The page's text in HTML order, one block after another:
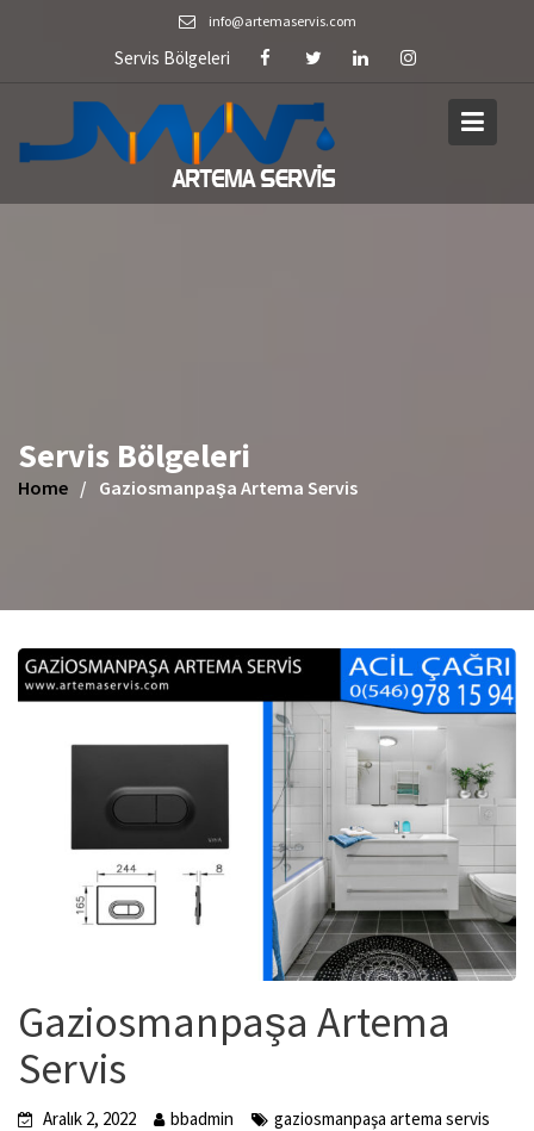
info@artemaservis.com
Servis Bölgeleri
Servis Bölgeleri
Home Gaziosmanpaşa Artema Servis
Gaziosmanpaşa Artema
Servis
Aralık 2, 2022 bbadmin gaziosmanpaşa artema servis